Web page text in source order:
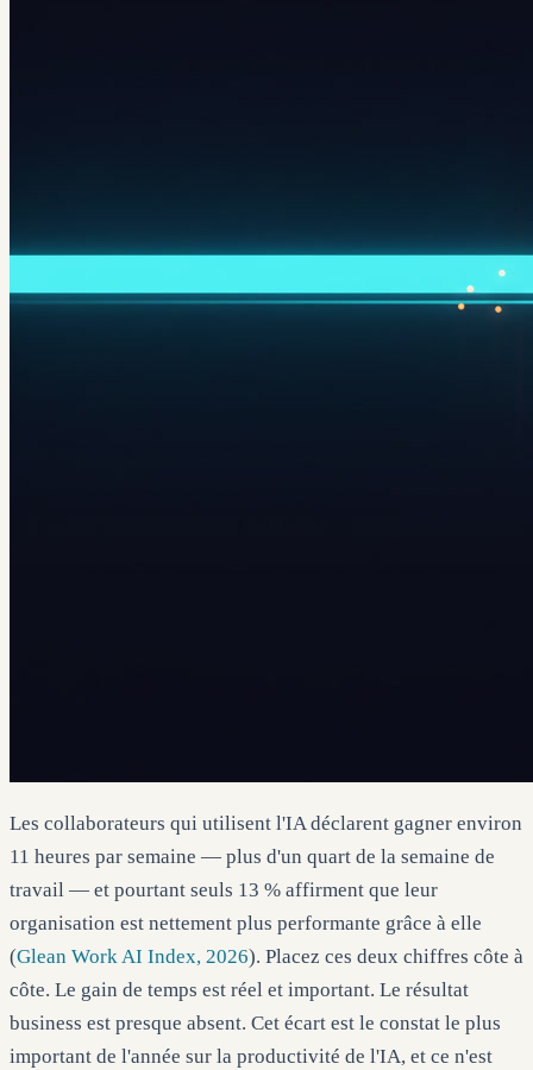
Les collaborateurs qui utilisent l'IA déclarent gagner environ
11 heures par semaine — plus d'un quart de la semaine de
travail — et pourtant seuls 13 % affirment que leur
organisation est nettement plus performante grâce à elle
(Glean Work AI Index, 2026). Placez ces deux chiffres côte à
côte. Le gain de temps est réel et important. Le résultat
business est presque absent. Cet écart est le constat le plus
important de l'année sur la productivité de l'IA, et ce n'est